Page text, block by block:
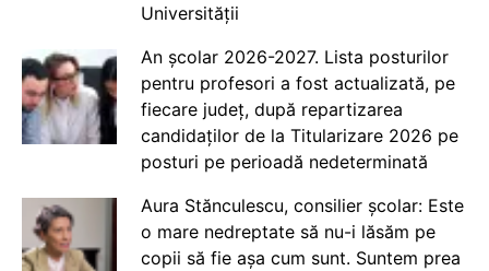
Universității
An școlar 2026-2027. Lista posturilor
pentru profesori a fost actualizată, pe
fiecare județ, după repartizarea
candidaților de la Titularizare 2026 pe
posturi pe perioadă nedeterminată
Aura Stănculescu, consilier școlar: Este
o mare nedreptate să nu-i lăsăm pe
copii să fie așa cum sunt. Suntem prea